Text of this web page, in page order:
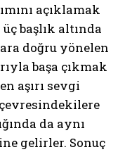
açıklamak
başlık altında
doğru yönelen
başa çıkmak
aşırı sevgi
da aynı
gelirler. Sonuç